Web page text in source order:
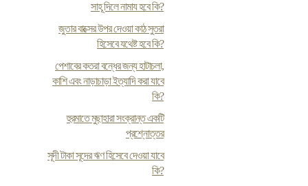
সাহূ দিলে নামায হবে কি?
জুতার বাক্সের উপর দেওয়া কাঠ সুতরা
হিসেবে যথেষ্ট হবে কি?
পেশাবের কতরা বন্ধের জন্য হাটাচলা,
কাশি এবং নাড়াচাড়া ইত্যাদি করা যাবে
কি?
হুরমাতে মুছাহারা সংক্রান্ত একটি
প্রশ্নোত্তর
সূদী টাকা সূদের ঋণ হিসেবে দেওয়া যাবে
কি?